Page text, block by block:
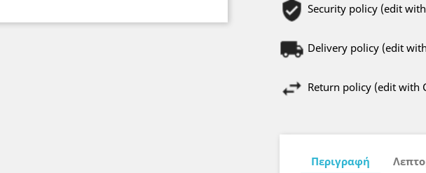
Security policy (edit
Delivery policy (edit
Return policy (edit with
Περιγραφή